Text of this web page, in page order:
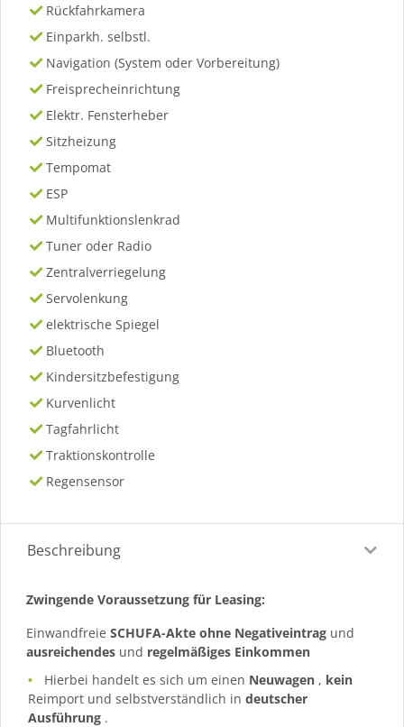
Rückfahrkamera
Einparkh. selbstl.
Navigation (System oder Vorbereitung)
Freisprecheinrichtung
Elektr. Fensterheber
Sitzheizung
Tempomat
ESP
Multifunktionslenkrad
Tuner oder Radio
Zentralverriegelung
Servolenkung
elektrische Spiegel
Bluetooth
Kindersitzbefestigung
Kurvenlicht
Tagfahrlicht
Traktionskontrolle
Regensensor
Beschreibung
Zwingende Voraussetzung für Leasing:
Einwandfreie SCHUFA-Akte ohne Negativeintrag und
ausreichendes und regelmäßiges Einkommen
Hierbei handelt es sich um einen Neuwagen , kein
Reimport und selbstverständlich in deutscher
Ausführung .